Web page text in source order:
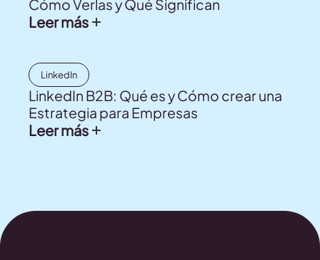
Cómo Verlas y Qué Significan
Leer más
LinkedIn
LinkedIn B2B: Qué es y Cómo crear una
Estrategia para Empresas
Leer más